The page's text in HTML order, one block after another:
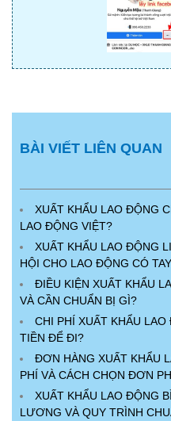
BÀI VIẾT LIÊN QUAN
XUẤT KHẨU LAO ĐỘNG
LAO ĐỘNG VIỆT?
XUẤT KHẨU LAO ĐỘNG
HỘI CHO LAO ĐỘNG CÓ
ĐIỀU KIỆN XUẤT KHẨU
VÀ CẦN CHUẨN BỊ GÌ?
CHI PHÍ XUẤT KHẨU
TIỀN ĐỂ ĐI?
ĐƠN HÀNG XUẤT KHẨU
PHÍ VÀ CÁCH CHỌN ĐƠN
XUẤT KHẨU LAO ĐỘNG
LƯƠNG VÀ QUY TRÌNH